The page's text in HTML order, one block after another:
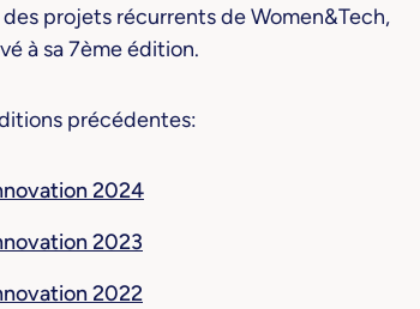
projets récurrents de Women&Tech,
à sa 7ème édition.
précédentes:
2024
2023
2022